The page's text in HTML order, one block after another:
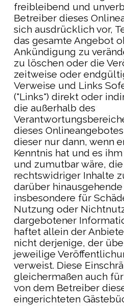
freibleibend und
Betreiber dieses
sich ausdrücklich vor,
das gesamte Angebot
Ankündigung zu
zu löschen oder die
zeitweise oder
Verweise und Links
("Links") direkt oder
die außerhalb des
dieses
dieser nur dann, wenn
Kenntnis hat und es
und zumutbar wäre,
rechtswidriger Inhalte
darüber
insbesondere für
Nutzung oder
dargebotener
haftet allein der
nicht derjenige, der
jeweilige
verweist. Diese
gleichermaßen auch
von dem Betreiber
eingerichteten